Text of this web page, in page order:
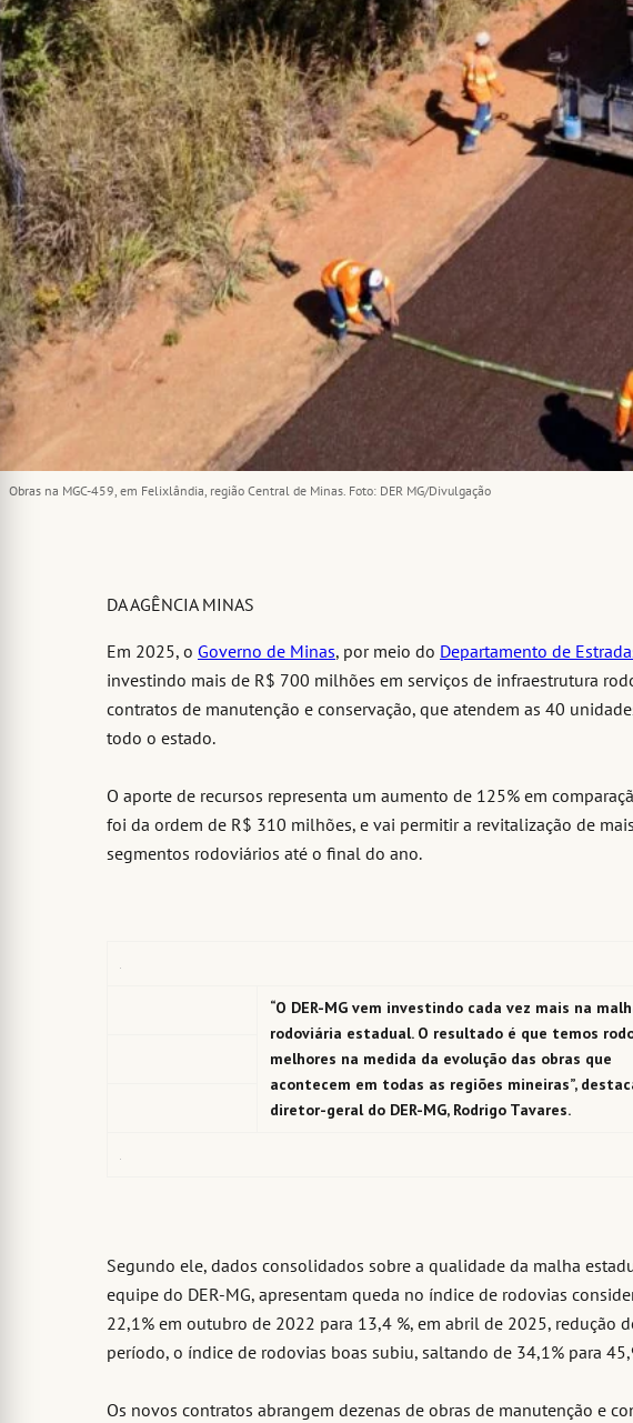
Obras na MGC-459, em Felixlândia, região Central de Minas. Foto: DER MG/Divulgação
DA AGÊNCIA MINAS
Em 2025, o Governo de Minas, por meio do Departamento de
investindo mais de R$ 700 milhões em serviços de infraestrutura
contratos de manutenção e conservação, que atendem as 40
todo o estado.
O aporte de recursos representa um aumento de 125% em
foi da ordem de R$ 310 milhões, e vai permitir a revitalização de
segmentos rodoviários até o final do ano.
“O DER-MG vem investindo cada vez mais na
rodoviária estadual. O resultado é que temos
melhores na medida da evolução das obras que
acontecem em todas as regiões mineiras”,
diretor-geral do DER-MG, Rodrigo Tavares.
Segundo ele, dados consolidados sobre a qualidade da malha
equipe do DER-MG, apresentam queda no índice de rodovias
22,1% em outubro de 2022 para 13,4 %, em abril de 2025, redução
período, o índice de rodovias boas subiu, saltando de 34,1% para
Os novos contratos abrangem dezenas de obras de manutenção e